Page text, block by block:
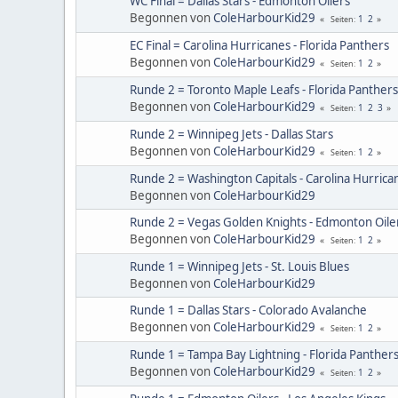
Begonnen vonColeHarbourKid29 Seiten 1 2
EC Final = Carolina Hurricanes - Florida Panthers
Begonnen vonColeHarbourKid29 Seiten 1 2
Runde 2 = Toronto Maple Leafs - Florida Panthers
Begonnen vonColeHarbourKid29 Seiten 1 2 3
Runde 2 = Winnipeg Jets - Dallas Stars
Begonnen vonColeHarbourKid29 Seiten 1 2
Runde 2 = Washington Capitals - Carolina
Begonnen vonColeHarbourKid29
Runde 2 = Vegas Golden Knights - Edmonton
Begonnen vonColeHarbourKid29 Seiten 1 2
Runde 1 = Winnipeg Jets - St. Louis Blues
Begonnen vonColeHarbourKid29
Runde 1 = Dallas Stars - Colorado Avalanche
Begonnen vonColeHarbourKid29 Seiten 1 2
Runde 1 = Tampa Bay Lightning - Florida Panthers
Begonnen vonColeHarbourKid29 Seiten 1 2